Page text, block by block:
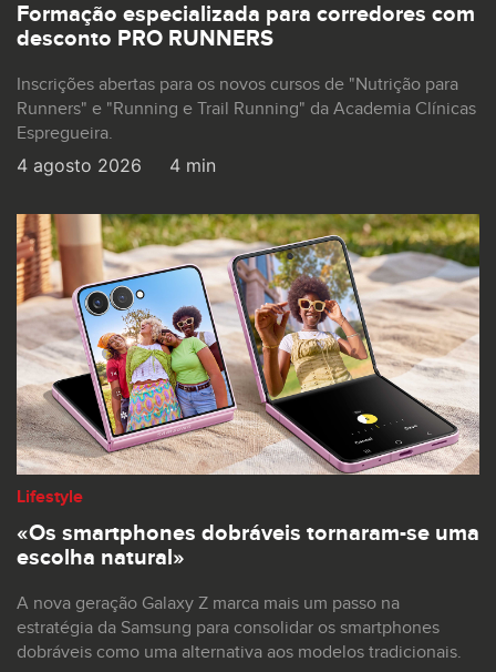
Formação especializada para corredores com
desconto PRO RUNNERS
Inscrições abertas para os novos cursos de "Nutrição para
Runners" e "Running e Trail Running" da Academia Clínicas
Espregueira.
4 agosto 2026 4 min
Lifestyle
«Os smartphones dobráveis tornaram-se uma
escolha natural»
A nova geração Galaxy Z marca mais um passo na
estratégia da Samsung para consolidar os smartphones
dobráveis como uma alternativa aos modelos tradicionais.